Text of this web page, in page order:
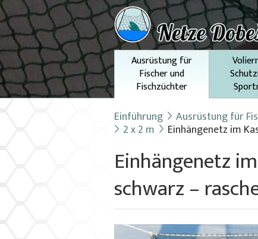
Ausrüstung für
Fischer und
Fischzüchter
Einführung Ausrüstung für
2 x 2 m Einhängenetz im
Einhängenetz
schwarz –